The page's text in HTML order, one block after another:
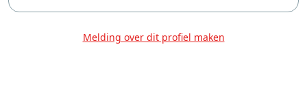
Melding over dit profiel maken